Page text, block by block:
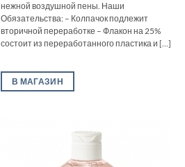
нежной воздушной пены. Наши
Обязательства: – Колпачок подлежит
вторичной переработке – Флакон на 25%
состоит из переработанного пластика и [...]
В МАГАЗИН